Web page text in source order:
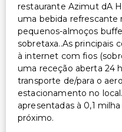
restaurante Azimut dA
uma bebida refrescante
pequenos-almoços
sobretaxa..As principais
à internet com fios
uma receção aberta 24
transporte de/para o
estacionamento no
apresentadas à 0,1
próximo.